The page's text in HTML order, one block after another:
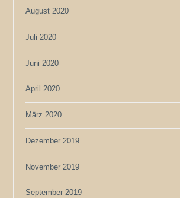
August 2020
Juli 2020
Juni 2020
April 2020
März 2020
Dezember 2019
November 2019
September 2019